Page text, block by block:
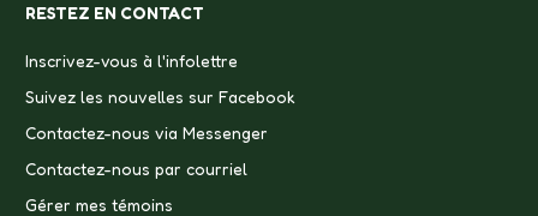
RESTEZ EN CONTACT
Inscrivez-vous à l'infolettre
Suivez les nouvelles sur Facebook
Contactez-nous via Messenger
Contactez-nous par courriel
Gérer mes témoins